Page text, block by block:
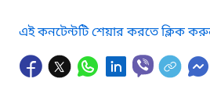
এই কনটেন্টটি শেয়ার করতে ক্লিক